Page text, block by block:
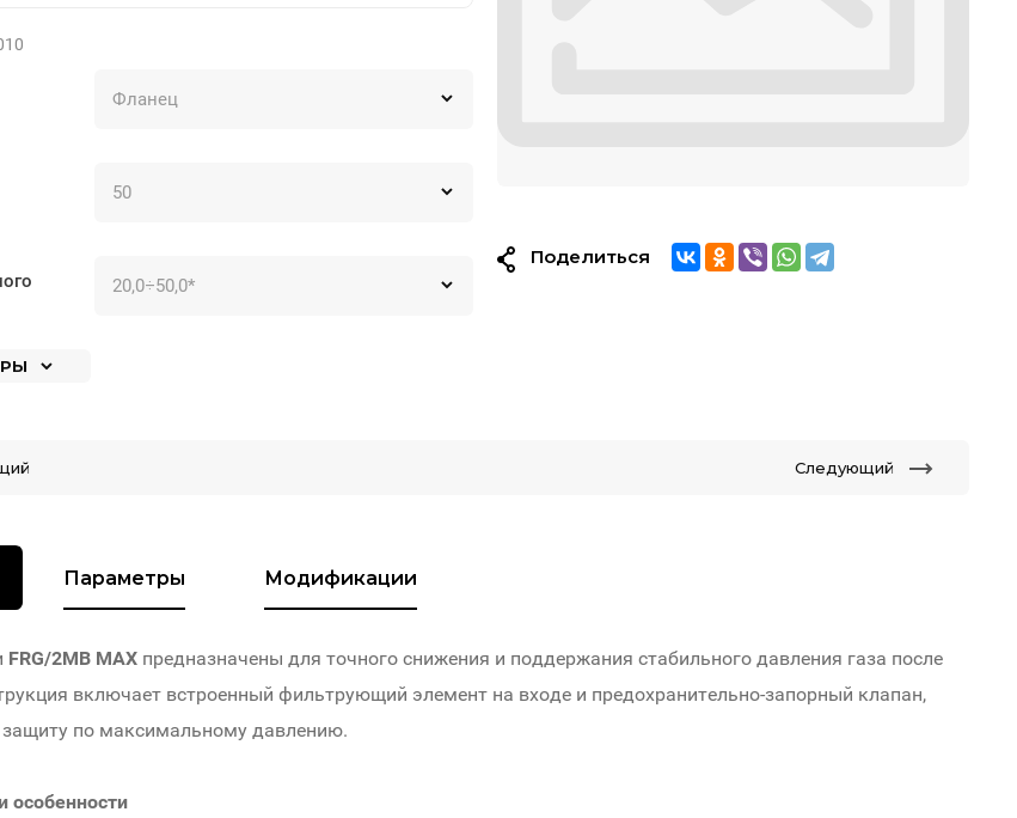
Поделиться
Следующий
Параметры Модификации
FRG/2MB MAX предназначены для точного снижения и поддержания стабильного давления газа после
включает встроенный фильтрующий элемент на входе и предохранительно-запорный клапан,
по максимальному давлению.
особенности